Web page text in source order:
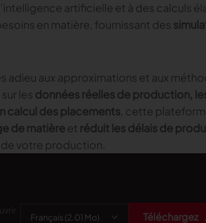
artificielle et à des calculs
en matière, fournissant des
adieu aux approximations et aux
les données réelles de production,
calcul des placements, cette
de matièreet réduit les délais de
votre production.
Téléchargez